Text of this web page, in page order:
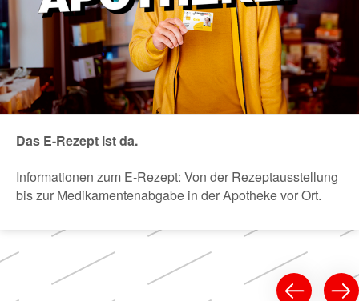
Das E-Rezept ist da.
Informationen zum E-Rezept: Von der Rezeptausstellung
bis zur Medikamentenabgabe in der Apotheke vor Ort.